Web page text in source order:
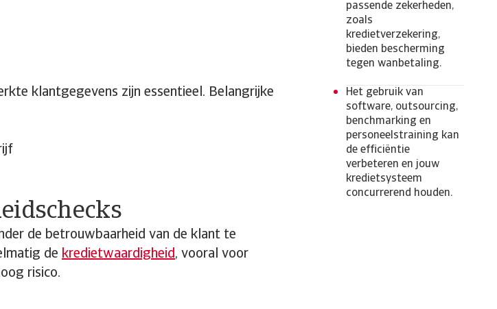
klantgegevens zijn essentieel. Belangrijke
de betrouwbaarheid van de klant te
de kredietwaardigheid, vooral voor
risico.
passende zekerheden,
zoals
kredietverzekering,
bieden bescherming
tegen wanbetaling.
Het gebruik van
software, outsourcing,
benchmarking en
personeelstraining kan
de efficiëntie
verbeteren en jouw
kredietsysteem
concurrerend houden.